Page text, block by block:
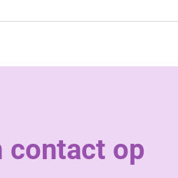
contact op